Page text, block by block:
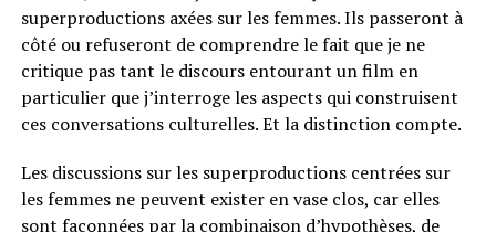
superproductions axées sur les femmes. Ils passeront à
côté ou refuseront de comprendre le fait que je ne
critique pas tant le discours entourant un film en
particulier que j’interroge les aspects qui construisent
ces conversations culturelles. Et la distinction compte.
Les discussions sur les superproductions centrées sur
les femmes ne peuvent exister en vase clos, car elles
sont façonnées par la combinaison d’hypothèses, de